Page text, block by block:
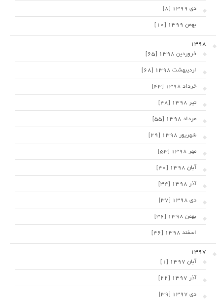
دی 1399 [8]
بهمن 1399 [10]
1398
فروردین 1398 [65]
اردیبهشت 1398 [68]
خرداد 1398 [43]
تیر 1398 [48]
مرداد 1398 [55]
شهریور 1398 [29]
مهر 1398 [53]
آبان 1398 [40]
آذر 1398 [34]
دی 1398 [37]
بهمن 1398 [36]
اسفند 1398 [46]
1397
آبان 1397 [1]
آذر 1397 [22]
دی 1397 [39]